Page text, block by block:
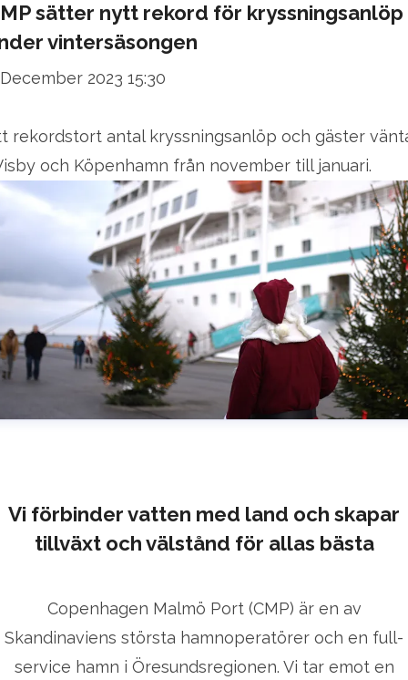
sätter nytt rekord för kryssningsanlöp
vintersäsongen
2023 15:30
rekordstort antal kryssningsanlöp och gäster
och Köpenhamn från november till januari.
Vi förbinder vatten med land och skapar
tillväxt och välstånd för allas bästa
Copenhagen Malmö Port (CMP) är en av
Skandinaviens största hamnoperatörer och en full-
service hamn i Öresundsregionen. Vi tar emot en